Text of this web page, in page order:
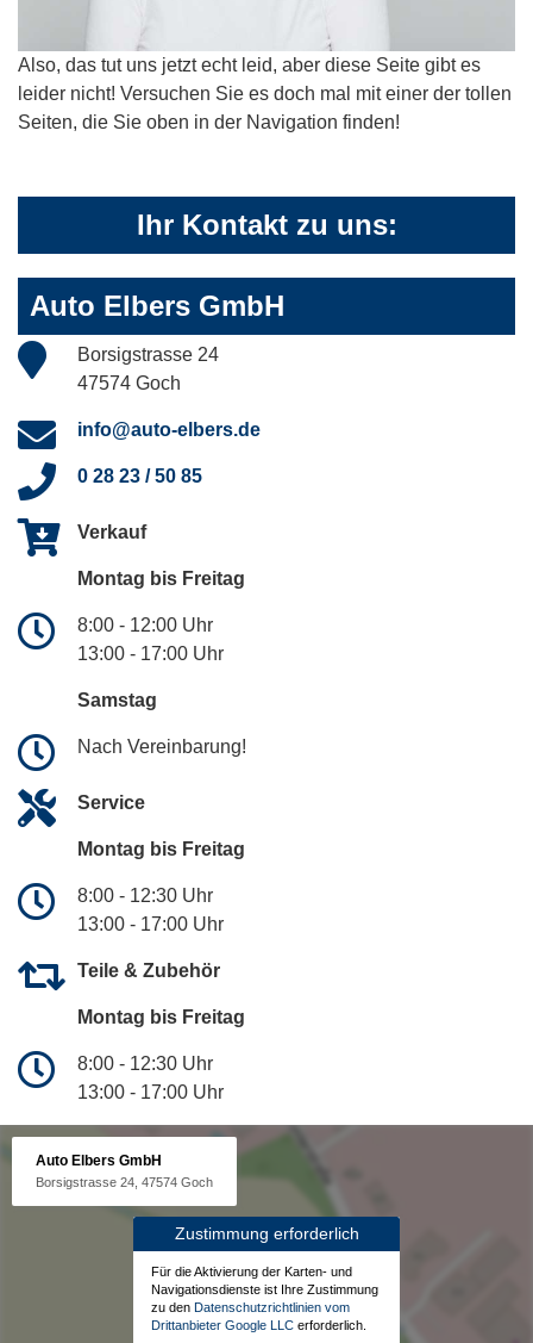
Also, das tut uns jetzt echt leid, aber diese Seite gibt es
leider nicht! Versuchen Sie es doch mal mit einer der tollen
Seiten, die Sie oben in der Navigation finden!
Ihr Kontakt zu uns:
Auto Elbers GmbH
Borsigstrasse 24
47574 Goch
info@auto-elbers.de
0 28 23 / 50 85
Verkauf
Montag bis Freitag
8:00 - 12:00 Uhr
13:00 - 17:00 Uhr
Samstag
Nach Vereinbarung!
Service
Montag bis Freitag
8:00 - 12:30 Uhr
13:00 - 17:00 Uhr
Teile & Zubehör
Montag bis Freitag
8:00 - 12:30 Uhr
13:00 - 17:00 Uhr
Auto Elbers GmbH
Borsigstrasse 24, 47574 Goch
Zustimmung erforderlich
Für die Aktivierung der Karten- und
Navigationsdienste ist Ihre Zustimmung
zu den Datenschutzrichtlinien vom
Drittanbieter Google LLC erforderlich.